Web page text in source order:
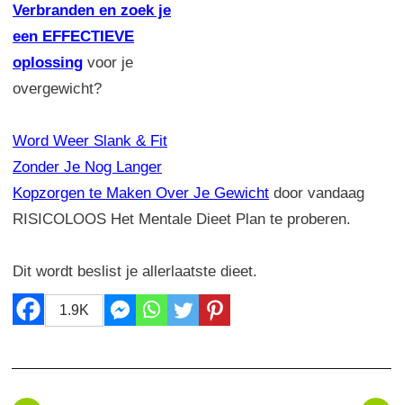
Verbranden en zoek je
een EFFECTIEVE
oplossing voor je
overgewicht?
Word Weer Slank & Fit
Zonder Je Nog Langer
Kopzorgen te Maken Over Je Gewicht door vandaag
RISICOLOOS Het Mentale Dieet Plan te proberen.
Dit wordt beslist je allerlaatste dieet.
1.9K